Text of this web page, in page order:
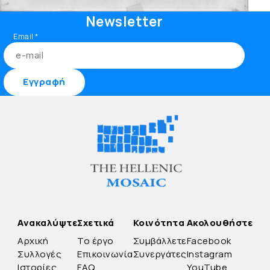
Newsletter
Email*
Ανακαλύψτε
Αρχική
Συλλογές
Ιστορίες
Σχετικά
Το έργο
Επικοινωνία
FAQ
Κοινότητα
Συμβάλλετε
Συνεργάτες
Ακολουθήστε
Facebook
Instagram
YouTube